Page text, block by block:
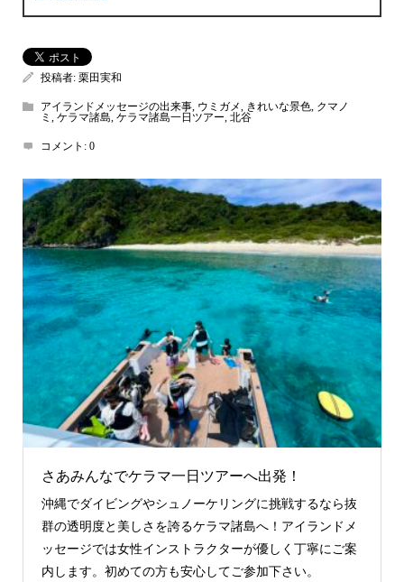
投稿者: 栗田実和
アイランドメッセージの出来事, ウミガメ きれいな景色, クマノ
ミ
ケラマ諸島 ケラマ諸島一日ツアー 北谷
コメント: 0
さあみんなでケラマ一日ツアーへ出発！
沖縄でダイビングやシュノーケリングに挑戦するなら抜
群の透明度と美しさを誇るケラマ諸島へ！アイランドメ
ッセージでは女性インストラクターが優しく丁寧にご案
内します。初めての方も安心してご参加下さい。